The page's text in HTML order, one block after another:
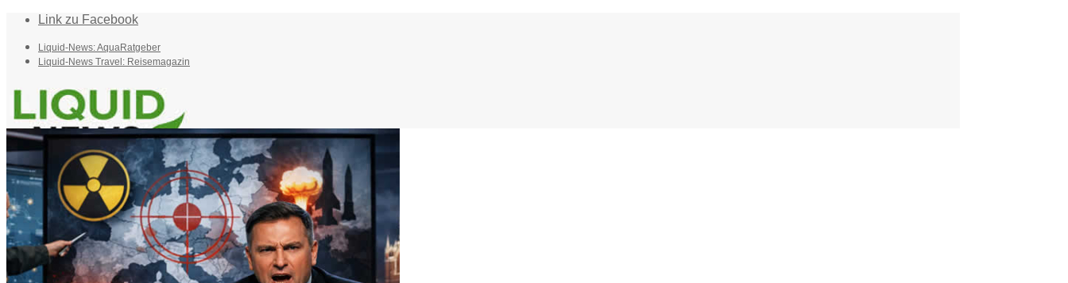
Link zu Facebook
Liquid-News: AquaRatgeber
Liquid-News Travel: Reisemagazin
Home
Suche